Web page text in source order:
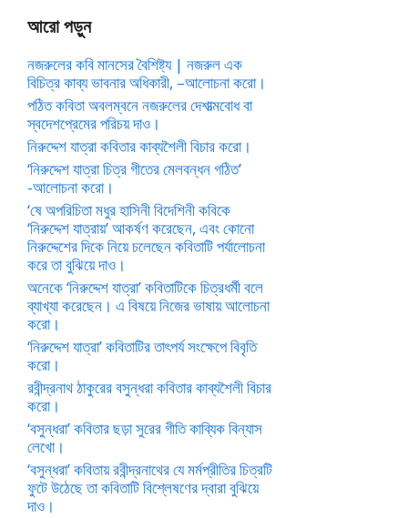
আরো পড়ুন
নজরুলের কবি মানসের বৈশিষ্ট্য | নজরুল এক
বিচিত্র কাব্য ভাবনার অধিকারী, –আলোচনা করো।
পঠিত কবিতা অবলম্বনে নজরুলের দেশাত্মবোধ বা
স্বদেশপ্রেমের পরিচয় দাও।
নিরুদ্দেশ যাত্রা কবিতার কাব্যশৈলী বিচার করো।
‘নিরুদ্দেশ যাত্রা চিত্র গীতের মেলবন্ধন গঠিত’
-আলোচনা করো।
‘ষে অপরিচিতা মধুর হাসিনী বিদেশিনী কবিকে
‘নিরুদ্দেশ যাত্রায়’ আকর্ষণ করেছেন, এবং কোনো
নিরুদ্দেশের দিকে নিয়ে চলেছেন কবিতাটি পর্যালোচনা
করে তা বুঝিয়ে দাও।
অনেকে ‘নিরুদ্দেশ যাত্রা’ কবিতাটিকে চিত্রধর্মী বলে
ব্যাখ্যা করেছেন। এ বিষয়ে নিজের ভাষায় আলোচনা
করো।
‘নিরুদ্দেশ যাত্রা’ কবিতাটির তাৎপর্য সংক্ষেপে বিবৃতি
করো।
রবীন্দ্রনাথ ঠাকুরের বসুন্ধরা কবিতার কাব্যশৈলী বিচার
করো।
‘বসুন্ধরা’ কবিতার ছড়া সুরের গীতি কাব্যিক বিন্যাস
লেখো।
‘বসুন্ধরা’ কবিতায় রবীন্দ্রনাথের যে মর্মপ্রীতির চিত্রটি
ফুটে উঠেছে তা কবিতাটি বিশ্লেষণের দ্বারা বুঝিয়ে
দাও।